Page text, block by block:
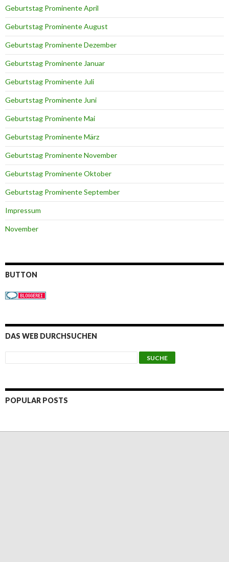
Geburtstag Prominente April
Geburtstag Prominente August
Geburtstag Prominente Dezember
Geburtstag Prominente Januar
Geburtstag Prominente Juli
Geburtstag Prominente Juni
Geburtstag Prominente Mai
Geburtstag Prominente März
Geburtstag Prominente November
Geburtstag Prominente Oktober
Geburtstag Prominente September
Impressum
November
BUTTON
DAS WEB DURCHSUCHEN
POPULAR POSTS